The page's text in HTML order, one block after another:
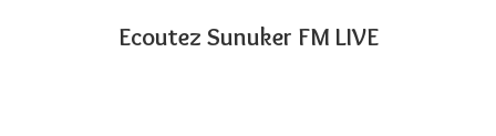
Ecoutez Sunuker FM LIVE